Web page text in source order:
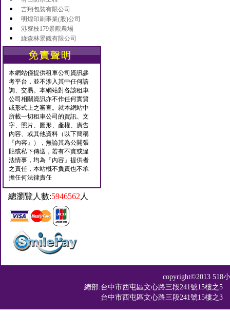
吉翔包裝有限公司
明煌印刷事業(股)公司
港寮枝179景觀農場
綠森林景觀有限公司
本網站僅提供租車公司資訊參
考平台，並不涉入其中任何諮
詢、交易。本網站對各該租車
公司相關資訊亦不作任何實質
或形式上之審查。就本網站中
所載一切租車公司的資訊、文
字、照片、圖形、產權、廣告
內容、或其他資料（以下簡稱
『內容』），無論其為公開張
貼或私下傳送，若有不實或違
法情事，均為『內容』提供者
之責任，本站概不負責也不承
擔任何法律責任
總瀏覽人數:5946562 人
copyright©2013
總部:台中市西屯區文心路三段241號15樓之5
台中市西屯區文心路三段241號15樓之